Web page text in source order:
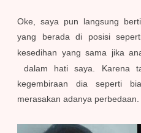
Oke, saya pun langsung
yang berada di posisi
kesedihan yang sama jika
dalam hati saya. Karena
kegembiraan dia seperti
merasakan adanya perbedaan.